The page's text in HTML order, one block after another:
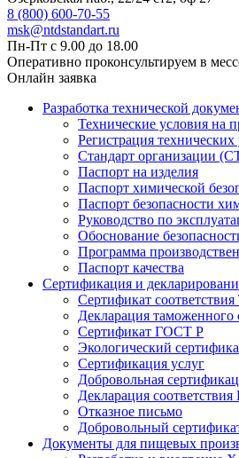
8 (800) 600-70-55
msk@ntdstandart.ru
Пн-Пт с 9.00 до 18.00
Оперативно проконсультируем в
Онлайн заявка
Разработка технической
Технические условия на
Регистрация технических
Стандарт организации
Паспорт на изделия
Паспорт химической
Паспорт безопасности
Руководство по
Обоснование
Программа
Паспорт качества
Сертификация и
Сертификат
Декларация таможенного
Сертификат ГОСТ Р
Экологический
Сертификация услуг
Добровольная
Декларация
Отказное письмо
Добровольный
Документы для пищевых